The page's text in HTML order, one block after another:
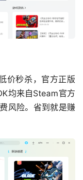
价秒杀，官方正版
均来自Steam官方
风险。省到就是赚